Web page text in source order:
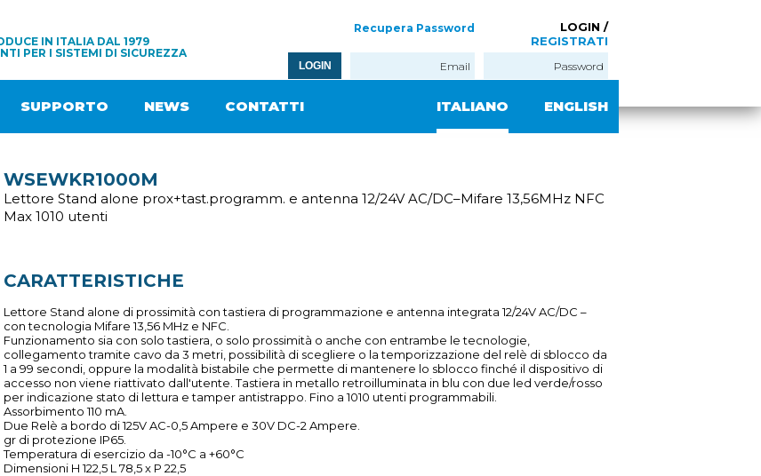
IN ITALIA DAL 1979
PER I SISTEMI DI SICUREZZA
LOGIN /
REGISTRATI
Recupera Password
LOGIN
SUPPORTO NEWS CONTATTI ENGLISH
ITALIANO
WSEWKR1000M
Lettore Stand alone prox+tast.programm. e antenna 12/24V AC/DC–Mifare 13,56MHz NFC
Max 1010 utenti
CARATTERISTICHE
Lettore Stand alone di prossimità con tastiera di programmazione e antenna integrata 12/24V AC/DC –
con tecnologia Mifare 13,56 MHz e NFC.
Funzionamento sia con solo tastiera, o solo prossimità o anche con entrambe le tecnologie,
collegamento tramite cavo da 3 metri, possibilità di scegliere o la temporizzazione del relè di sblocco da
1 a 99 secondi, oppure la modalità bistabile che permette di mantenere lo sblocco finché il dispositivo di
accesso non viene riattivato dall'utente. Tastiera in metallo retroilluminata in blu con due led verde/rosso
per indicazione stato di lettura e tamper antistrappo. Fino a 1010 utenti programmabili.
Assorbimento 110 mA.
Due Relè a bordo di 125V AC-0,5 Ampere e 30V DC-2 Ampere.
gr di protezione IP65.
Temperatura di esercizio da -10°C a +60°C
Dimensioni H 122,5 L 78,5 x P 22,5